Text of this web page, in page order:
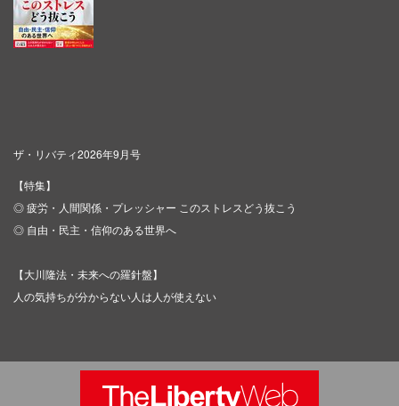
ザ・リバティ2026年9月号
【特集】
◎ 疲労・人間関係・プレッシャー このストレスどう抜こう
◎ 自由・民主・信仰のある世界へ
【大川隆法・未来への羅針盤】
人の気持ちが分からない人は人が使えない